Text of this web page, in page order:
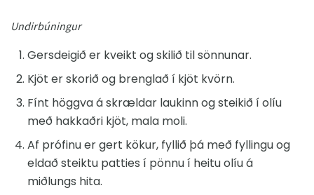
Undirbúningur
Gersdeigið er kveikt og skilið til sönnunar.
Kjöt er skorið og brenglað í kjöt kvörn.
Fínt höggva á skrældar laukinn og steikið í olíu
með hakkaðri kjöt, mala moli.
Af prófinu er gert kökur, fyllið þá með fyllingu og
eldað steiktu patties í pönnu í heitu olíu á
miðlungs hita.